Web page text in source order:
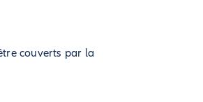
couverts par la